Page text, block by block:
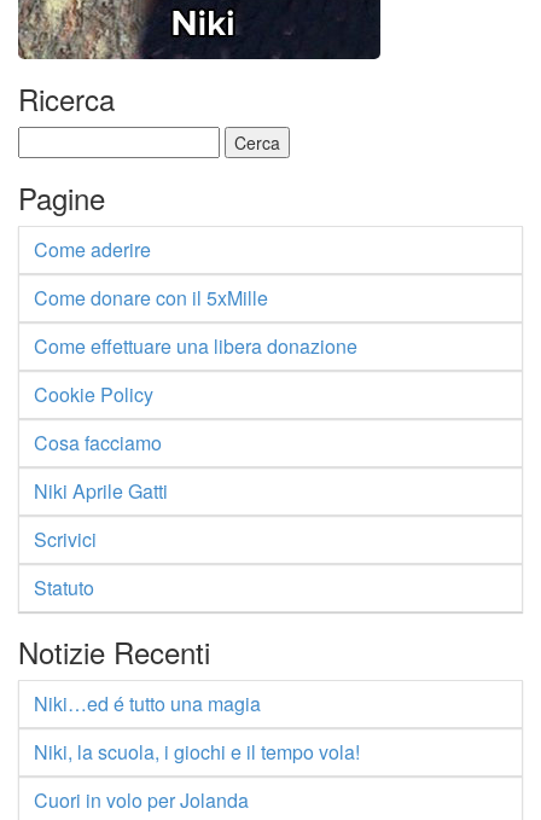
Ricerca
per:
Pagine
Come aderire
Come donare con il 5xMille
Come effettuare una libera donazione
Cookie Policy
Cosa facciamo
Niki Aprile Gatti
Scrivici
Statuto
Notizie Recenti
Niki…ed é tutto una magia
Niki, la scuola, i giochi e il tempo vola!
Cuori in volo per Jolanda